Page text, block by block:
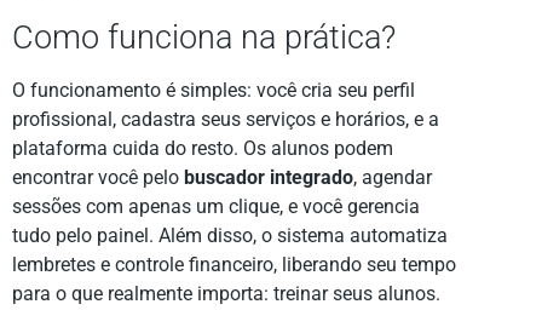
Como funciona na prática?
O funcionamento é simples: você cria seu perfil
profissional, cadastra seus serviços e horários, e a
plataforma cuida do resto. Os alunos podem
encontrar você pelo buscador integrado, agendar
sessões com apenas um clique, e você gerencia
tudo pelo painel. Além disso, o sistema automatiza
lembretes e controle financeiro, liberando seu tempo
para o que realmente importa: treinar seus alunos.